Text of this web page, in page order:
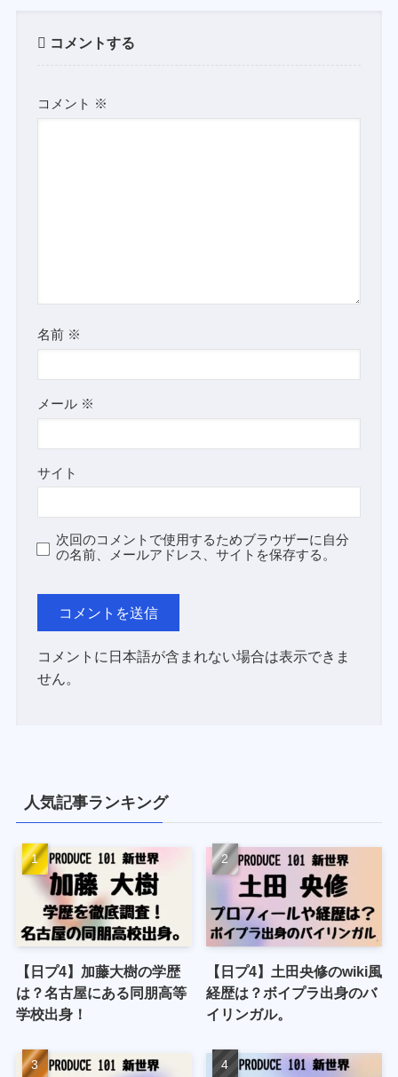
コメントする
コメント ※
名前 ※
メール ※
サイト
次回のコメントで使用するためブラウザーに自分
の名前、メールアドレス、サイトを保存する。
コメントに日本語が含まれない場合は表示できま
せん。
人気記事ランキング
【日プ4】加藤大樹の学歴
は？名古屋にある同朋高等
学校出身！
【日プ4】土田央修のwiki風
経歴は？ボイプラ出身のバ
イリンガル。